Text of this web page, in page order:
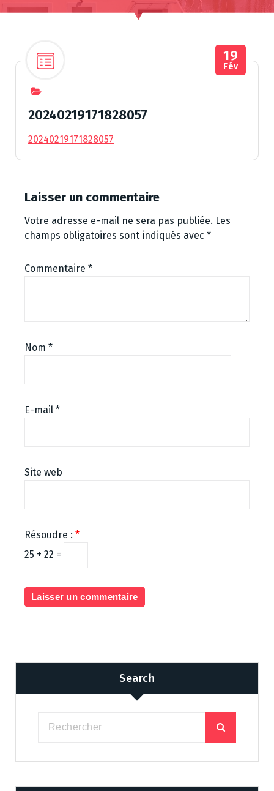
19
Fév
20240219171828057
20240219171828057
Laisser un commentaire
Votre adresse e-mail ne sera pas publiée. Les
champs obligatoires sont indiqués avec *
Commentaire *
Nom *
E-mail *
Site web
Résoudre : *
25 + 22 =
Search